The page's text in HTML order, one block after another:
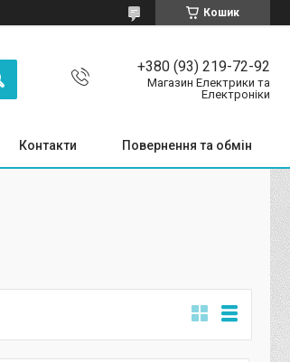
Кошик
+380 (93) 219-72-92
Магазин Електрики та
Електроніки
Контакти Повернення та обмін